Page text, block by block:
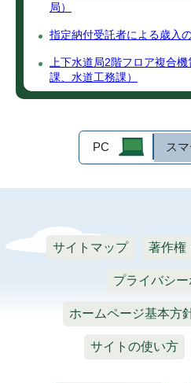
局）
指定納付受託者による歳入
上下水道局2階フロア複合
課、水道工務課）
PC ス
サイトマップ 著作権
プライバシ
ホームページ基本方
サイトの使い方